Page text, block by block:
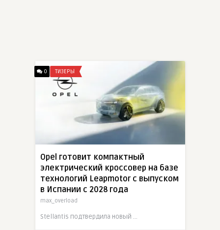
0 ТИЗЕРЫ
Opel готовит компактный
электрический кроссовер на базе
технологий Leapmotor с выпуском
в Испании с 2028 года
max_overload
Stellantis подтвердила новый электрический кроссовер Opel C-сегмента на архитектуре Leapmotor. Модель должна выйти в 2028 году и будет производиться в Сарагосе вместе с Leapmotor B10. Немецкая